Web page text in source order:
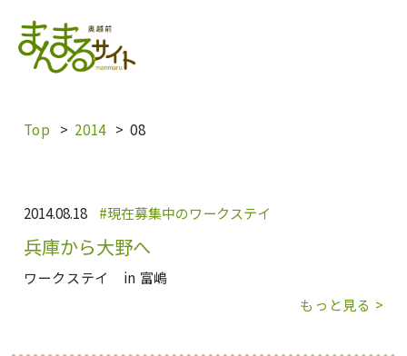
Top 2014 08
2014.08.18 現在募集中のワークステイ
兵庫から大野へ
ワークステイ in 富嶋
もっと見る >